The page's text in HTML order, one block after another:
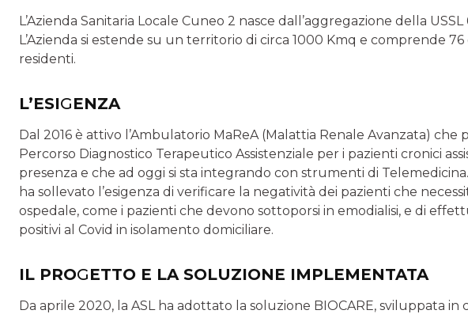
L’Azienda Sanitaria Locale Cuneo 2 nasce dall’aggrega­zione della
L’A­zienda si estende su un territorio di circa 1000 Kmq e comprende
residenti.
L’ESIGENZA
Dal 2016 è attivo l’Ambulatorio MaReA (Malattia Renale Avanzata)
Percorso Dia­gnostico Terapeutico Assistenziale per i pazienti cronici
presenza e che ad oggi si sta integrando con strumenti di
ha sollevato l’esigenza di verificare la negatività dei pazienti che
ospedale, come i pazienti che devono sottoporsi in emodialisi, e di
positivi al Covid in isolamento domiciliare.
IL PROGETTO E LA SOLUZIONE IMPLEMENTATA
Da aprile 2020, la ASL ha adottato la soluzione BIOCARE, sviluppata in